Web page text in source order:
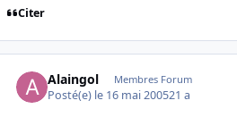
Citer
Alaingol Membres Forum
Posté(e) le 16 mai 200521 a